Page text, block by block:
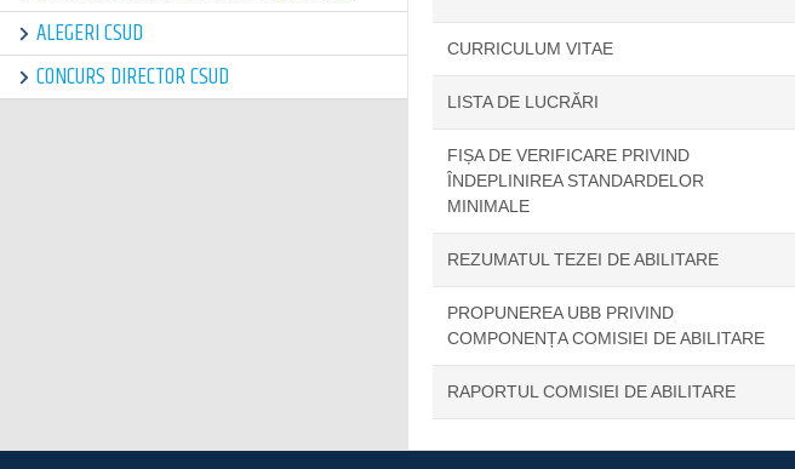
ALEGERI CSUD
CONCURS DIRECTOR CSUD
CURRICULUM VITAE
LISTA DE LUCRĂRI
FIȘA DE VERIFICARE PRIVIND
ÎNDEPLINIREA STANDARDELOR
MINIMALE
REZUMATUL TEZEI DE ABILITARE
PROPUNEREA UBB PRIVIND
COMPONENȚA COMISIEI DE ABILITARE
RAPORTUL COMISIEI DE ABILITARE